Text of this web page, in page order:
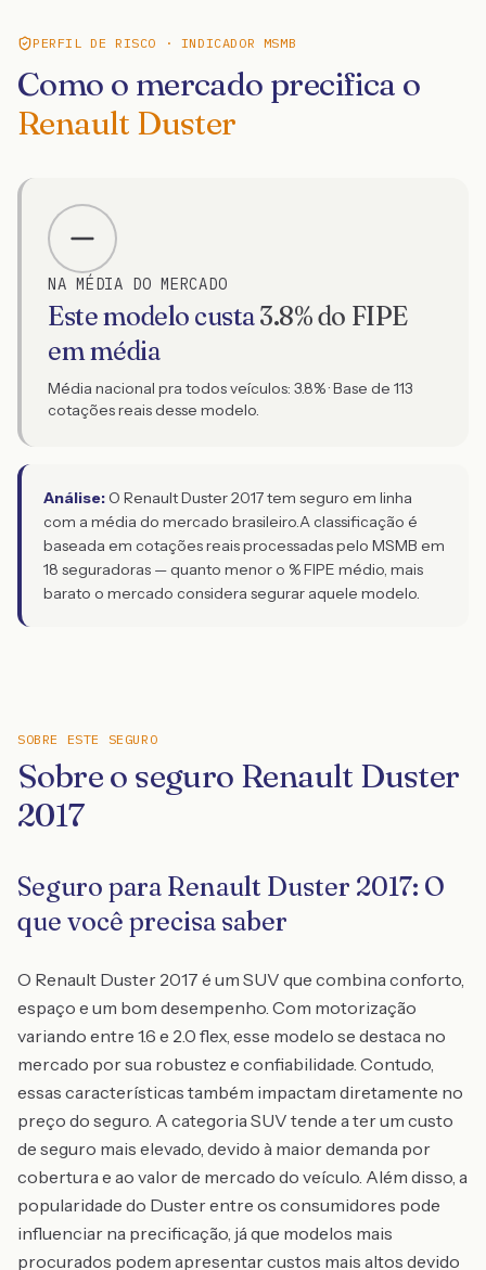
PERFIL DE RISCO · INDICADOR MSMB
Como o mercado precifica o
Renault Duster
NA MÉDIA DO MERCADO
Este modelo custa3.8% do FIPE
em média
Média nacional pra todos veículos: 3.8% · Base de 113
cotações reais desse modelo.
Análise: O Renault Duster 2017 tem seguro em linha
com a média do mercado brasileiro.A classificação é
baseada em cotações reais processadas pelo MSMB em
18 seguradoras — quanto menor o % FIPE médio, mais
barato o mercado considera segurar aquele modelo.
SOBRE ESTE SEGURO
Sobre o seguro Renault Duster
2017
Seguro para Renault Duster 2017: O
que você precisa saber
O Renault Duster 2017 é um SUV que combina conforto,
espaço e um bom desempenho. Com motorização
variando entre 1.6 e 2.0 flex, esse modelo se destaca no
mercado por sua robustez e confiabilidade. Contudo,
essas características também impactam diretamente no
preço do seguro. A categoria SUV tende a ter um custo
de seguro mais elevado, devido à maior demanda por
cobertura e ao valor de mercado do veículo. Além disso, a
popularidade do Duster entre os consumidores pode
influenciar na precificação, já que modelos mais
procurados podem apresentar custos mais altos devido